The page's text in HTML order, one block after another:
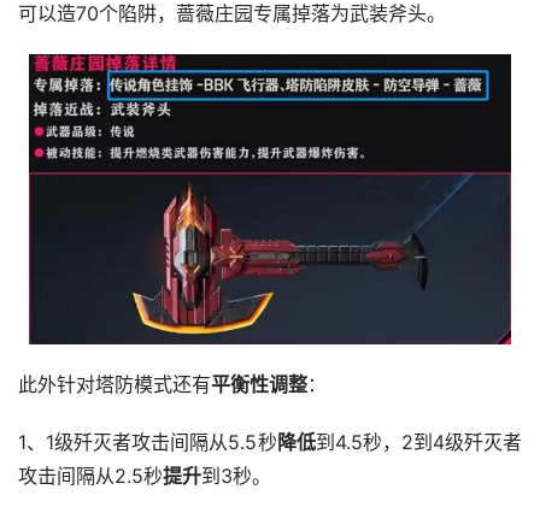
可以造70个陷阱，蔷薇庄园专属掉落为武装斧头。
此外针对塔防模式还有平衡性调整：
1、1级歼灭者攻击间隔从5.5秒 降低到4.5秒，2到4级歼灭者
攻击间隔从2.5秒提升到3秒。